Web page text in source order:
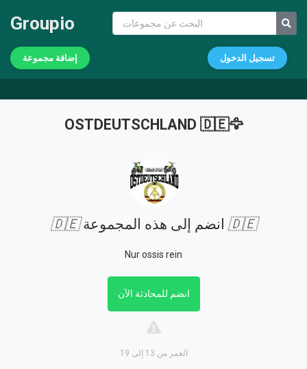
Groupio
إضافة مجموعة تسجيل الدخول
OSTDEUTSCHLAND 🇩🇪🦅
🇩🇪 🇩🇪
Nur ossis rein
انضم للمحادثة الآن
العمر من 13 إلى 19